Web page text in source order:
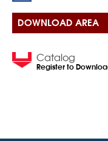
DOWNLOAD AREA
Catalog
Register to